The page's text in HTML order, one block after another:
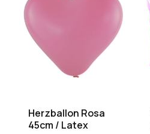
Herzballon Rosa
45cm / Latex